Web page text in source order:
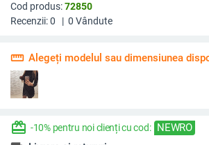
Cod produs:72850
Recenzii:0 | 0 Vândute
straighten Alegeți modelul sau dimensiunea
redeem -10% pentru noi clienți cu cod: NEWRO